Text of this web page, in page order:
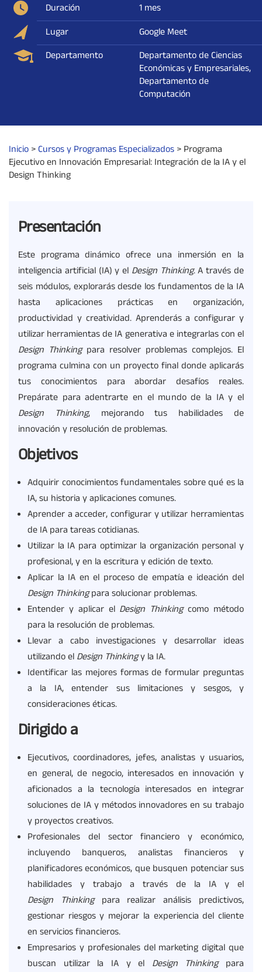
Duración
1 mes
Lugar
Google Meet
Departamento
Departamento de Ciencias
Económicas y Empresariales,
Departamento de
Computación
Inicio>Cursos y Programas Especializados>Programa
Ejecutivo en Innovación Empresarial: Integración de la IA y el
Design Thinking
Presentación
Este programa dinámico ofrece una inmersión en la
inteligencia artificial (IA) y el Design Thinking. A través de
seis módulos, explorarás desde los fundamentos de la IA
hasta aplicaciones prácticas en organización,
productividad y creatividad. Aprenderás a configurar y
utilizar herramientas de IA generativa e integrarlas con el
Design Thinkingpara resolver problemas complejos. El
programa culmina con un proyecto final donde aplicarás
tus conocimientos para abordar desafíos reales.
Prepárate para adentrarte en el mundo de la IA y el
Design
Thinking, mejorando tus habilidades de
innovación y resolución de problemas.
Objetivos
Adquirir conocimientos fundamentales sobre qué es la
IA, su historia y aplicaciones comunes.
Aprender a acceder, configurar y utilizar herramientas
de IA para tareas cotidianas.
Utilizar la IA para optimizar la organización personal y
profesional, y en la escritura y edición de texto.
Aplicar la IA en el proceso de empatía e ideación del
Design Thinkingpara solucionar problemas.
Entender y aplicar el Design Thinkingcomo método
para la resolución de problemas.
Llevar a cabo investigaciones y desarrollar ideas
utilizando elDesign Thinkingy la IA.
Identificar las mejores formas de formular preguntas
a la IA, entender sus limitaciones y sesgos, y
consideraciones éticas.
Dirigido a
Ejecutivos, coordinadores, jefes, analistas y usuarios,
en general, de negocio, interesados en innovación y
aficionados a la tecnología interesados en integrar
soluciones de IA y métodos innovadores en su trabajo
y proyectos creativos.
Profesionales del sector financiero y económico,
incluyendo banqueros, analistas financieros y
planificadores económicos, que busquen potenciar sus
habilidades y trabajo a través de la IA y el
Design
Thinkingpara realizar análisis predictivos,
gestionar riesgos y mejorar la experiencia del cliente
en servicios financieros.
Empresarios y profesionales del marketing digital que
buscan utilizar la IA y el Design Thinkingpara